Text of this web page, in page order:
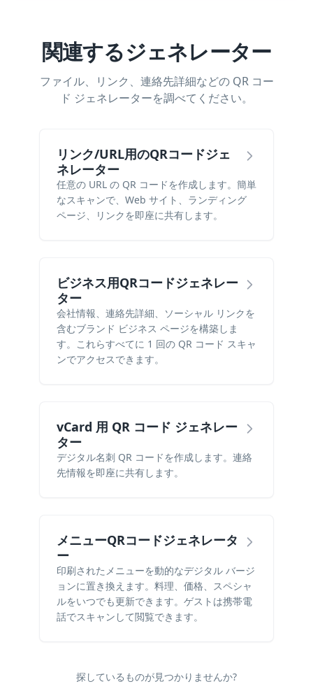
関連するジェネレーター
ファイル、リンク、連絡先詳細などの QR コー
ド ジェネレーターを調べてください。
リンク/URL用のQRコードジェ
ネレーター
任意の URL の QR コードを作成します。簡単
なスキャンで、Web サイト、ランディング
ページ、リンクを即座に共有します。
ビジネス用QRコードジェネレー
ター
会社情報、連絡先詳細、ソーシャル リンクを
含むブランド ビジネス ページを構築しま
す。これらすべてに 1 回の QR コード スキャ
ンでアクセスできます。
vCard 用 QR コード ジェネレー
ター
デジタル名刺 QR コードを作成します。連絡
先情報を即座に共有します。
メニューQRコードジェネレータ
ー
印刷されたメニューを動的なデジタル バージ
ョンに置き換えます。料理、価格、スペシャ
ルをいつでも更新できます。ゲストは携帯電
話でスキャンして閲覧できます。
探しているものが見つかりませんか?